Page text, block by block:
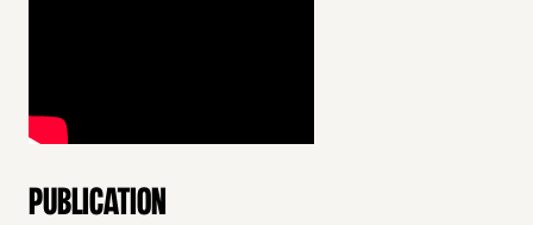
Publication